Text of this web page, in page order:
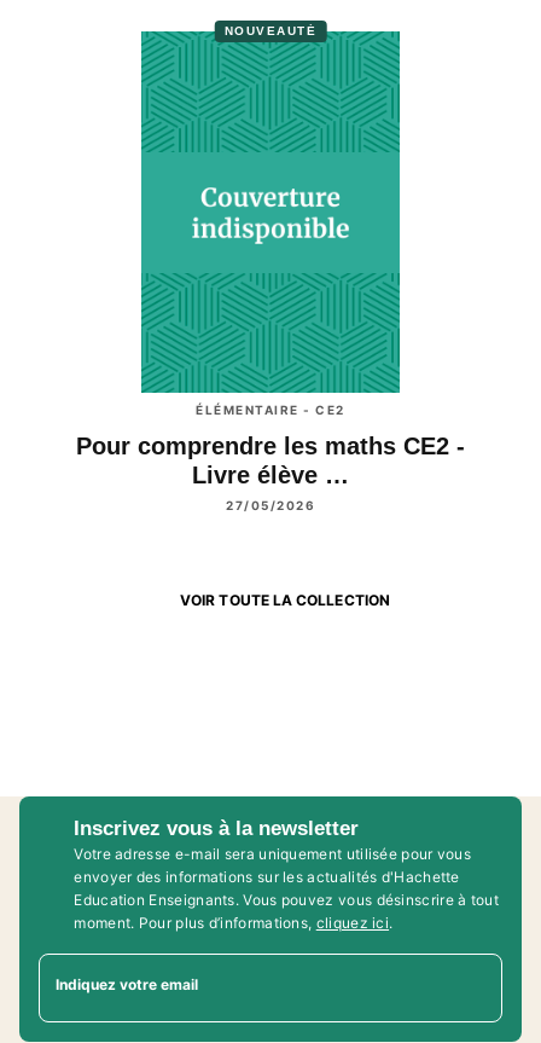
NOUVEAUTÉ
ÉLÉMENTAIRE - CE2
Pour comprendre les maths CE2 -
Livre élève …
27/05/2026
VOIR TOUTE LA COLLECTION
Inscrivez vous à la newsletter
Votre adresse e-mail sera uniquement utilisée pour vous
envoyer des informations sur les actualités d'Hachette
Education Enseignants. Vous pouvez vous désinscrire à tout
moment. Pour plus d’informations, cliquez ici.
Indiquez votre email